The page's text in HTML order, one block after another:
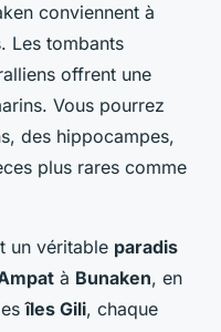
conviennent à
Les tombants
offrent une
Vous pourrez
des hippocampes,
plus rares comme
un véritable paradis
à Bunaken, en
îles Gili, chaque